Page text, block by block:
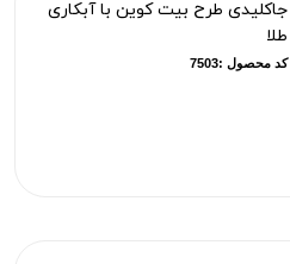
جاکلیدی طرح بیت کوین با آبکاری
طلا
کد محصول :7503